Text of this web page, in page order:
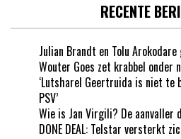
RECENTE
Julian Brandt en Tolu
Wouter Goes zet krabbel onder
‘Lutsharel Geertruida is niet te
PSV’
Wie is Jan Virgili? De aanvaller
DONE DEAL: Telstar versterkt